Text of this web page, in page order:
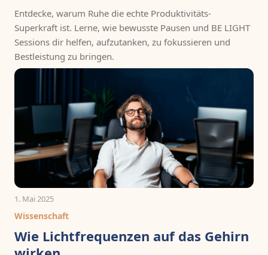
Entdecke, warum Ruhe die echte Produktivitäts-
Superkraft ist. Lerne, wie bewusste Pausen und BE LIGHT
Sessions dir helfen, aufzutanken, zu fokussieren und
Bestleistung zu bringen.
1. Mai 2025
Wissenschaft
Wie Lichtfrequenzen auf das Gehirn